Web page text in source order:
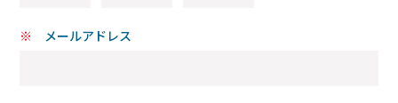
メールアドレス